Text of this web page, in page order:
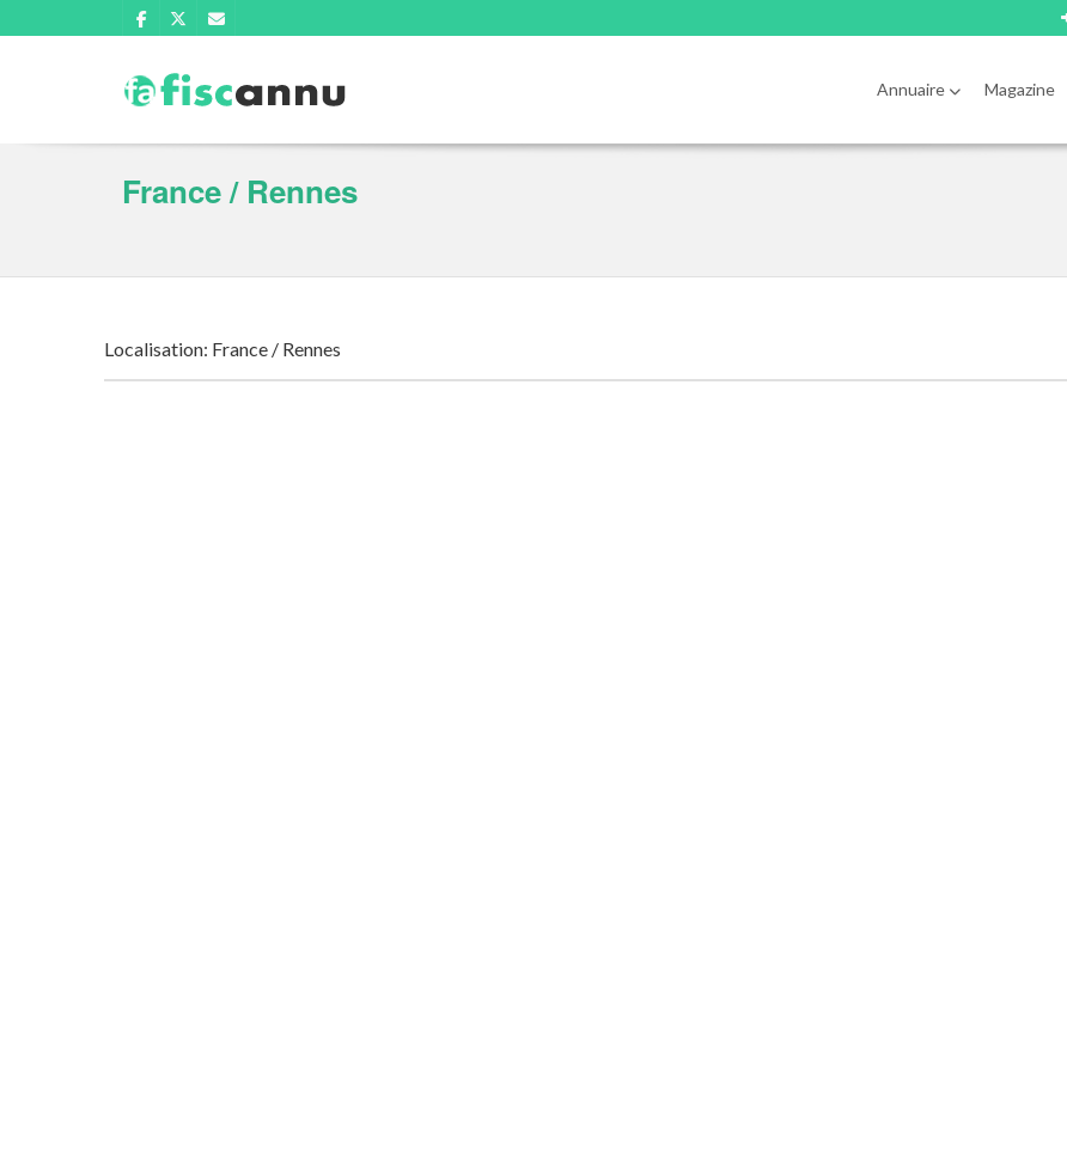
Annuaire Magazine
France / Rennes
Localisation: France / Rennes